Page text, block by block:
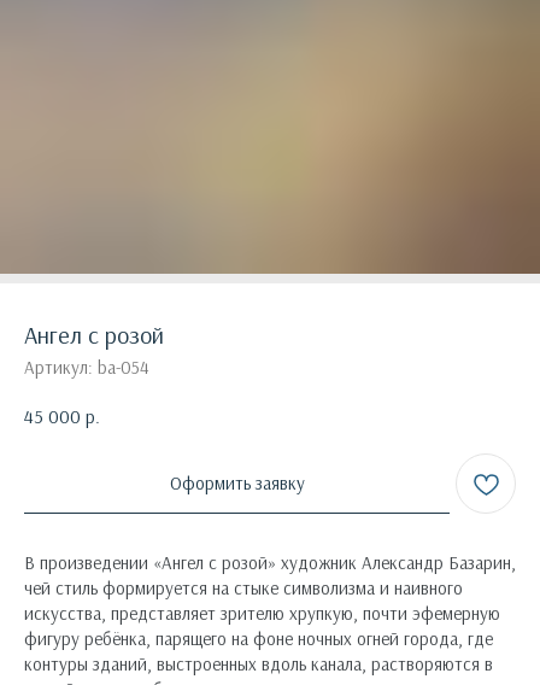
Ангел с розой
Артикул: ba-054
45 000 р.
Оформить заявку
В произведении «Ангел с розой» художник Александр Базарин,
чей стиль формируется на стыке символизма и наивного
искусства, представляет зрителю хрупкую, почти эфемерную
фигуру ребёнка, парящего на фоне ночных огней города, где
контуры зданий, выстроенных вдоль канала, растворяются в